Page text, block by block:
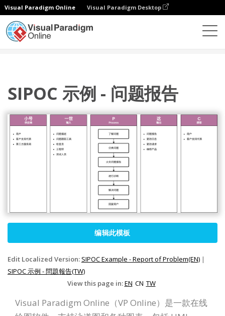
Visual Paradigm Online Visual Paradigm Desktop
SIPOC 示例 - 问题报告
编辑此模板
Edit Localized Version: SIPOC Example - Report of Problem(EN) |
SIPOC 示例 - 問題報告(TW)
View this page in:EN CN TW
Visual Paradigm Online（VP Online）是一款在线